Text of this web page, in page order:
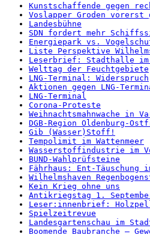
Kunstschaffende gegen
Voslapper Groden
Landesbühne
SDN fordert mehr
Energiepark vs.
Liste Perspektive
Leserbrief: Stadthalle im
Welttag der Feuchtgebiete
LNG-Terminal: Widerspruch
Aktionen gegen LNG-
LNG-Terminal
Corona-Proteste
Weihnachtsmahnwache in
DGB-Region Oldenburg-
Gib (Wasser)Stoff!
Tempolimit im Wattenmeer
Wasserstoffindustrie im
BUND-Wahlprüfsteine
Fährhaus: Ent-Täuschung
Wilhelmshaven
Kein Krieg ohne uns
Antikriegstag 1.
Leser:innenbrief:
Spielzeitrevue
Landesgartenschau im
Boomende Baubranche –